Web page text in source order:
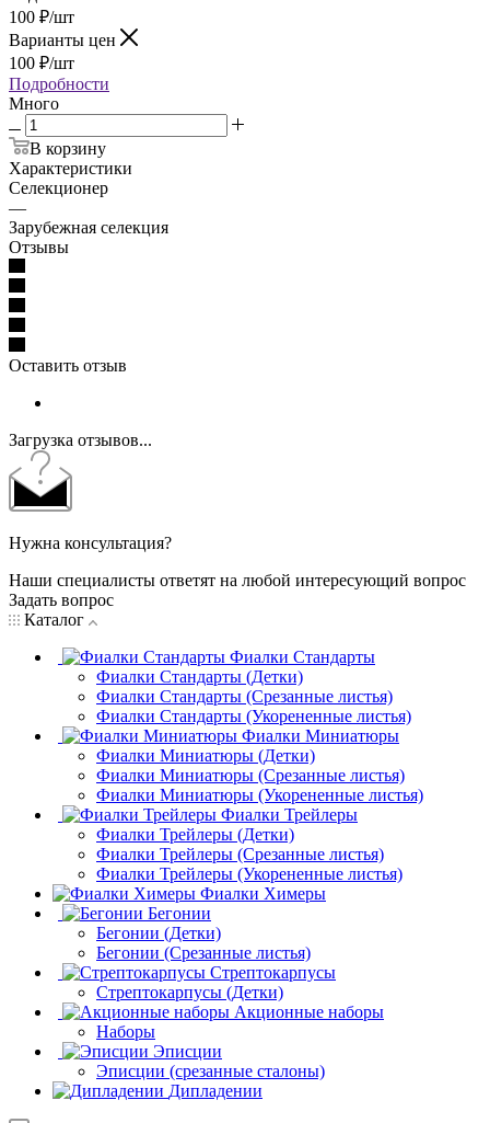
100 ₽/шт
Варианты цен
100 ₽/шт
Подробности
Много
В корзину
Характеристики
Селекционер
—
Зарубежная селекция
Отзывы
Оставить отзыв
Загрузка отзывов...
Нужна консультация?
Наши специалисты ответят на любой интересующий вопрос
Задать вопрос
Каталог
Фиалки Стандарты
Фиалки Стандарты (Детки)
Фиалки Стандарты (Срезанные листья)
Фиалки Стандарты (Укорененные листья)
Фиалки Миниатюры
Фиалки Миниатюры (Детки)
Фиалки Миниатюры (Срезанные листья)
Фиалки Миниатюры (Укорененные листья)
Фиалки Трейлеры
Фиалки Трейлеры (Детки)
Фиалки Трейлеры (Срезанные листья)
Фиалки Трейлеры (Укорененные листья)
Фиалки Химеры
Бегонии
Бегонии (Детки)
Бегонии (Срезанные листья)
Стрептокарпусы
Стрептокарпусы (Детки)
Акционные наборы
Наборы
Эписции
Эписции (срезанные сталоны)
Дипладении